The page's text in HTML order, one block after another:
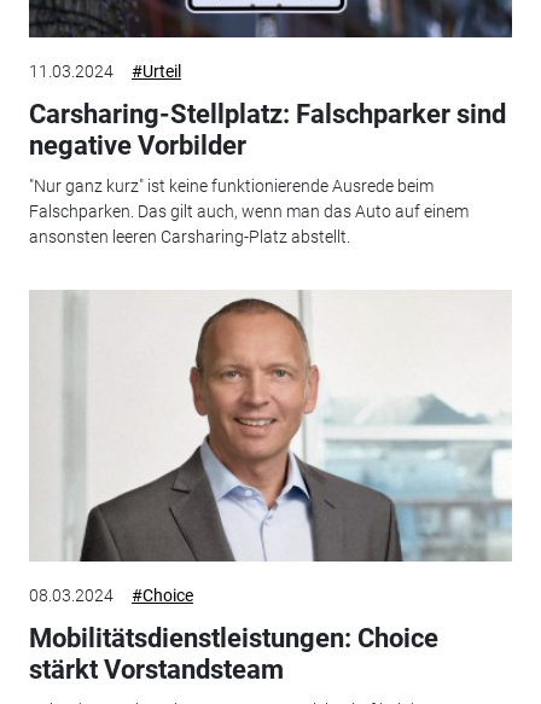
11.03.2024 #Urteil
Carsharing-Stellplatz: Falschparker sind
negative Vorbilder
"Nur ganz kurz" ist keine funktionierende Ausrede beim
Falschparken. Das gilt auch, wenn man das Auto auf einem
ansonsten leeren Carsharing-Platz abstellt.
08.03.2024 #Choice
Mobilitätsdienstleistungen: Choice
stärkt Vorstandsteam